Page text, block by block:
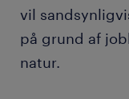
vil
på grund af
natur.